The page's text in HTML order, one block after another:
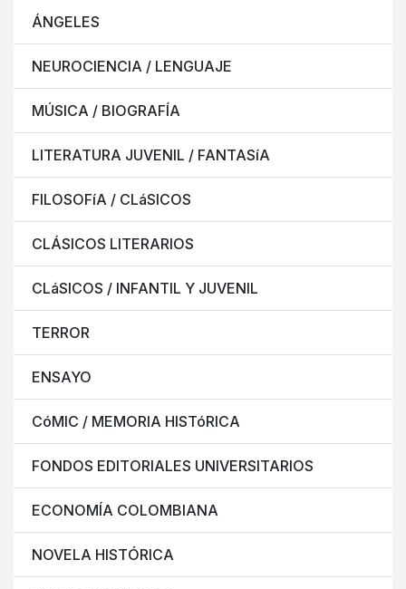
ÁNGELES
NEUROCIENCIA / LENGUAJE
MÚSICA / BIOGRAFÍA
LITERATURA JUVENIL / FANTASíA
FILOSOFíA / CLáSICOS
CLÁSICOS LITERARIOS
CLáSICOS / INFANTIL Y JUVENIL
TERROR
ENSAYO
CóMIC / MEMORIA HISTóRICA
FONDOS EDITORIALES UNIVERSITARIOS
ECONOMÍA COLOMBIANA
NOVELA HISTÓRICA